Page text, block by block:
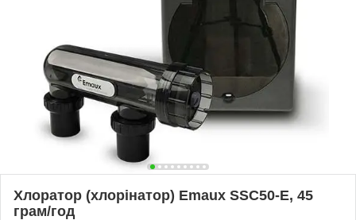
Хлоратор (хлорінатор) Emaux SSC50-E, 45
грам/год